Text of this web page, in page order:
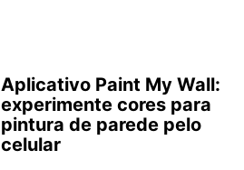
Aplicativo Paint My Wall:
experimente cores para
pintura de parede pelo
celular